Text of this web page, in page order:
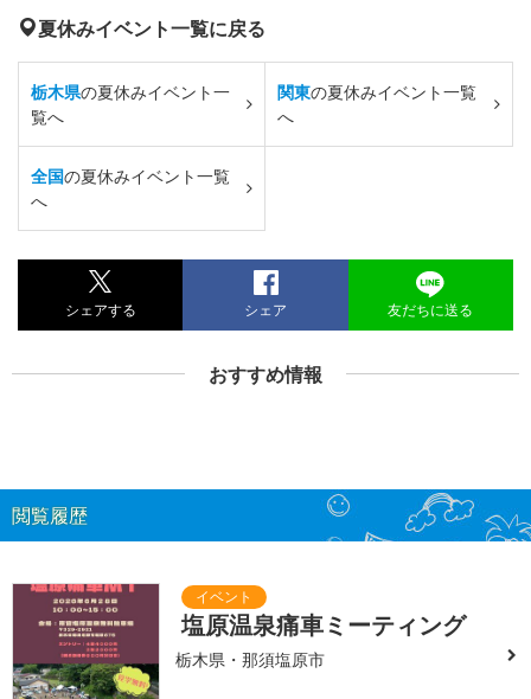
夏休みイベント一覧に戻る
栃木県の夏休みイベント一
覧へ
関東の夏休みイベント一覧
へ
全国の夏休みイベント一覧
へ
シェアする シェア 友だちに送る
おすすめ情報
閲覧履歴
塩原温泉痛車ミーティング
栃木県・那須塩原市